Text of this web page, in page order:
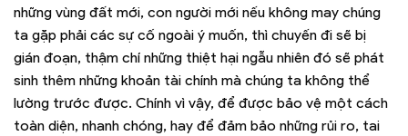
những vùng đất mới, con người mới nếu không may chúng
ta gặp phải các sự cố ngoài ý muốn, thì chuyến đi sẽ bị
gián đoạn, thậm chí những thiệt hại ngẫu nhiên đó sẽ phát
sinh thêm những khoản tài chính mà chúng ta không thể
lường trước được. Chính vì vậy, để được bảo vệ một cách
toàn diện, nhanh chóng, hay để đảm bảo những rủi ro, tai